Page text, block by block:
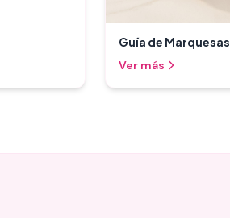
Guía de Marquesas
Ver más